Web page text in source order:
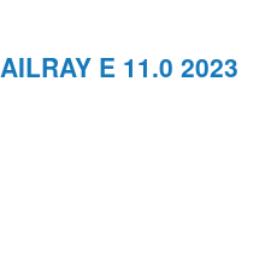
E 11.0 2023